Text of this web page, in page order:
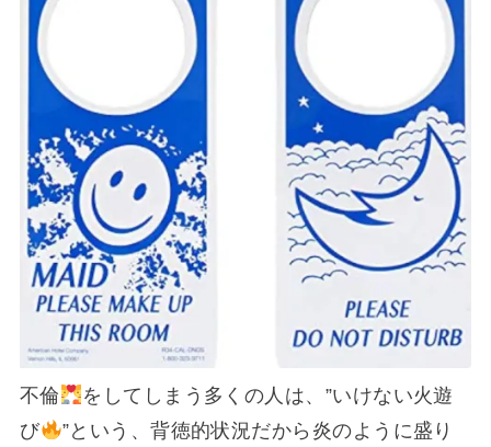
不倫
をしてしまう多くの人は、”いけない火遊
び
”という、背徳的状況だから炎のように盛り